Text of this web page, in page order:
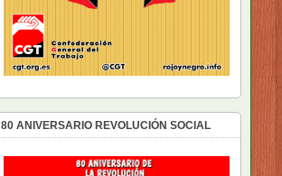
80 ANIVERSARIO REVOLUCIÓN SOCIAL